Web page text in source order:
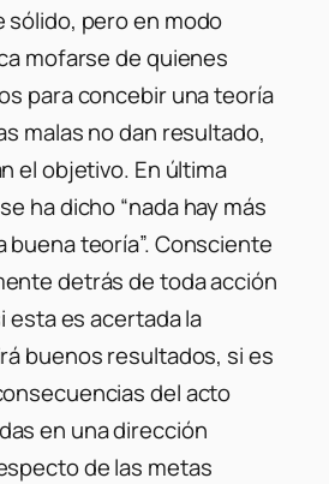
pero en modo
mofarse de quienes
para concebir una teoría
malas no dan resultado,
el objetivo. En última
ha dicho “nada hay más
buena teoría”. Consciente
detrás de toda acción
esta es acertada la
buenos resultados, si es
del acto
en una dirección
de las metas